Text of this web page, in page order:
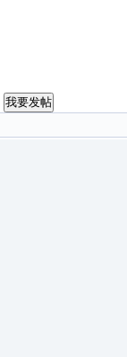
我要发帖